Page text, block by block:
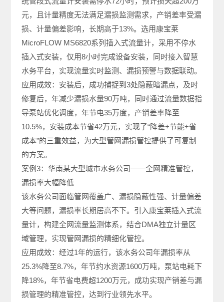
元，且计量精度无法满足漏损监测需求，产销差率受漏
损、计量偏差影响，长期高于13%。选用康宝莱
MicroFLOW MS6820系列插入式流量计，采用不停水
插入式安装，仅用8小时完成设备安装，同时接入智慧
水务平台，实现流量实时监测、漏损预警与数据联动。
应用成效：安装后，成功捕捉到3处隐蔽暗漏点，及时
修复后，年减少漏损水量90万吨，同时通过流量数据指
导泵站优化调度，年节电35万度，产销差率降至
10.5%，安装成本节省42万元，实现了“降差+节能+省
成本”的三重效益，为大型管网漏损管控提供了可复制
的方案。
案例3：华南某大型城市水务公司——全网精准管控，
漏损率大幅降低
该水务公司面临管网覆盖广、漏损隐蔽性强、计量偏差
大等问题，漏损率长期居高不下。引入康宝莱插入式流
量计，构建全网流量监测体系，结合DMA独立计量区
域管理，实现管网漏损的精细化管控。
应用成效：经过1年的运行，该水务公司年漏损率从
25.3%降至8.7%，年节约水资源1600万吨，泵站电耗下
降18%，年节省电费超1200万元，成功实现产销差与漏
损管理的精准管控，达到行业领先水平。